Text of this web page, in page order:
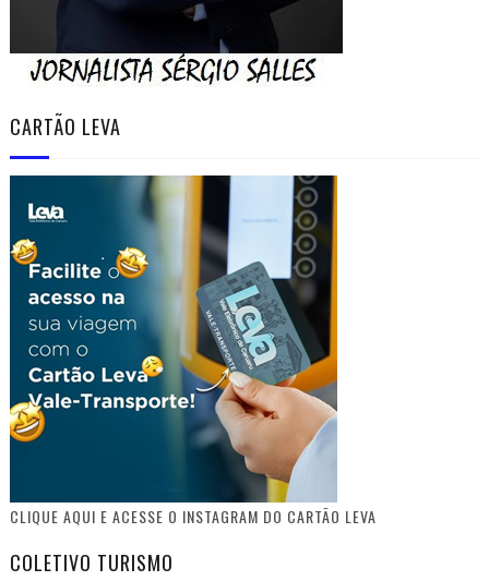
CARTÃO LEVA
CLIQUE AQUI E ACESSE O INSTAGRAM DO CARTÃO LEVA
COLETIVO TURISMO